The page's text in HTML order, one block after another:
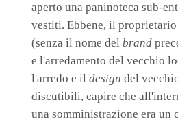
aperto una paninoteca sub-
vestiti. Ebbene, il
(senza il nome del brand
e l'arredamento del vecchio
l'arredo e il design del
discutibili, capire che
una somministrazione era un